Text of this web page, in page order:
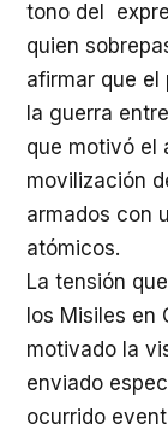
tono del
quien
afirmar que el
la guerra
que motivó el
movilización
armados con
atómicos.
La tensión
los Misiles en
motivado la
enviado
ocurrido